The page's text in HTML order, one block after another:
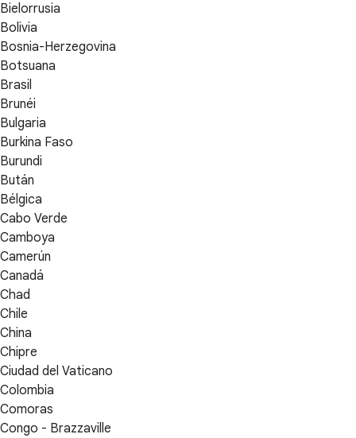
Bielorrusia
Bolivia
Bosnia-Herzegovina
Botsuana
Brasil
Brunéi
Bulgaria
Burkina Faso
Burundi
Bután
Bélgica
Cabo Verde
Camboya
Camerún
Canadá
Chad
Chile
China
Chipre
Ciudad del Vaticano
Colombia
Comoras
Congo - Brazzaville